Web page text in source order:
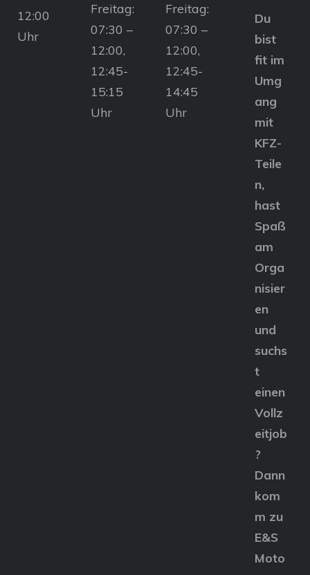
12:00
Uhr
Freitag:
07:30 –
12:00,
12:45-
15:15
Uhr
Freitag:
07:30 –
12:00,
12:45-
14:45
Uhr
Du
bist
fit im
Umg
ang
mit
KFZ-
Teile
n,
hast
Spaß
am
Orga
nisier
en
und
suchs
t
einen
Vollz
eitjob
?
Dann
kom
m zu
E&S
Moto